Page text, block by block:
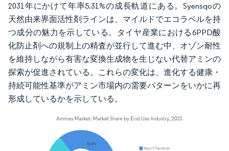
2031年にかけて年率5.31%の成長軌道にある。Syensqoの
天然由来界面活性剤ラインは、マイルドでエコラベルを持
つ成分の魅力を示している。タイヤ産業における6PPD酸
化防止剤への規制上の精査が並行して進む中、オゾン耐性
を維持しながら有害な変換生成物を生じない代替アミンの
探索が促進されている。これらの変化は、進化する健康・
持続可能性基準がアミン市場内の需要パターンをいかに再
形成しているかを示している。